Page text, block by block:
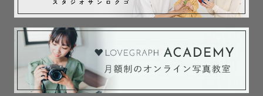
け大切なことなのか、人一倍自分は強いと思っています。
僕が二十歳の時に亡くなった父親が、下手くそながらたく
さん写真を撮って残してくれたアルバムは、いつまで経っ
ても自分の中の一番の宝物です。
たとえ写真を撮った人がいなくなっても、写真を撮った人
の思いはいつまでも残り続け、どんな時も寄り添ってくれ